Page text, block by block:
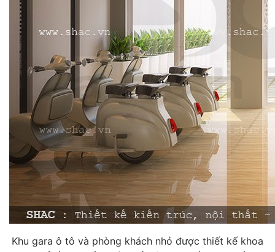
Khu gara ô tô và phòng khách nhỏ được thiết kế khoa